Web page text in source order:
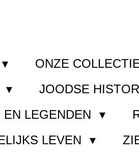
ONZE
JOODSE
LEGENDEN
LEVEN